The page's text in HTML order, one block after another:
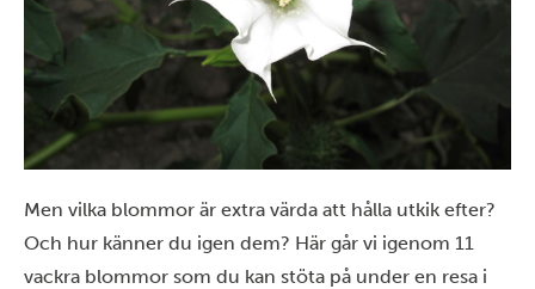
Men vilka blommor är extra värda att hålla utkik efter?
Och hur känner du igen dem? Här går vi igenom 11
vackra blommor som du kan stöta på under en resa i